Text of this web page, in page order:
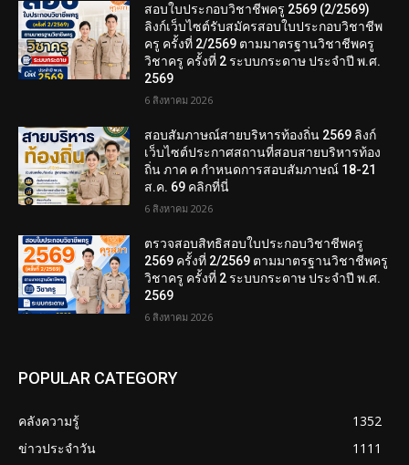
สอบใบประกอบวิชาชีพครู 2569 (2/2569)
ลิงก์เว็บไซต์รับสมัครสอบใบประกอบวิชาชีพ
ครู ครั้งที่ 2/2569 ตามมาตรฐานวิชาชีพครู
วิชาครู ครั้งที่ 2 ระบบกระดาษ ประจำปี พ.ศ.
2569
6 สิงหาคม 2026
สอบสัมภาษณ์สายบริหารท้องถิ่น 2569 ลิงก์
เว็บไซต์ประกาศสถานที่สอบสายบริหารท้อง
ถิ่น ภาค ค กำหนดการสอบสัมภาษณ์ 18-21
ส.ค. 69 คลิกที่นี่
6 สิงหาคม 2026
ตรวจสอบสิทธิสอบใบประกอบวิชาชีพครู
2569 ครั้งที่ 2/2569 ตามมาตรฐานวิชาชีพครู
วิชาครู ครั้งที่ 2 ระบบกระดาษ ประจำปี พ.ศ.
2569
6 สิงหาคม 2026
POPULAR CATEGORY
คลังความรู้
1352
ข่าวประจำวัน
1111